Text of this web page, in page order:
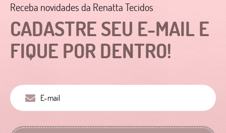
CADASTRE SEU E-MAIL E
FIQUE POR DENTRO!
Receba novidades da Renatta Tecidos